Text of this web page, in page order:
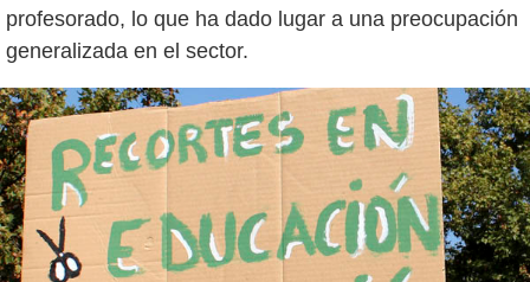
profesorado, lo que ha dado lugar a una preocupación